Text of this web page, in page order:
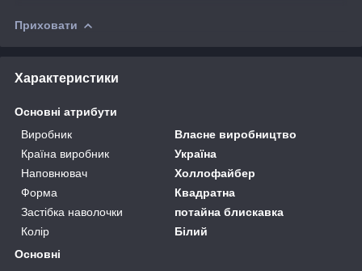
Приховати
Характеристики
Основні атрибути
Виробник
Власне виробництво
Країна виробник
Україна
Наповнювач
Холлофайбер
Форма
Квадратна
Застібка наволочки
потайна блискавка
Колір
Білий
Основні